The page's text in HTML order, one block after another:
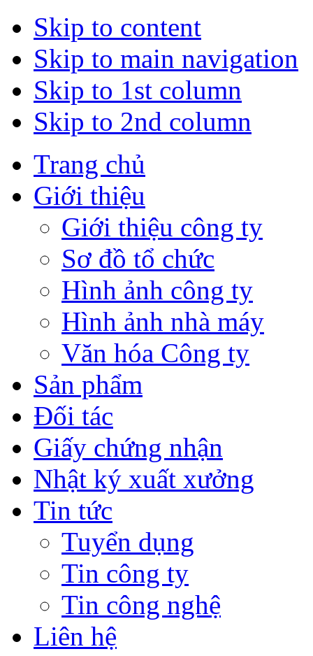
Skip to content
Skip to main navigation
Skip to 1st column
Skip to 2nd column
Trang chủ
Giới thiệu
Giới thiệu công ty
Sơ đồ tổ chức
Hình ảnh công ty
Hình ảnh nhà máy
Văn hóa Công ty
Sản phẩm
Đối tác
Giấy chứng nhận
Nhật ký xuất xưởng
Tin tức
Tuyển dụng
Tin công ty
Tin công nghệ
Liên hệ